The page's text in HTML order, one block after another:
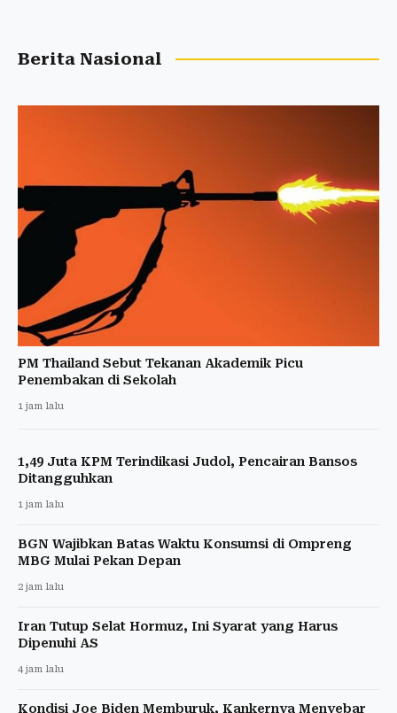
Berita Nasional
PM Thailand Sebut Tekanan Akademik Picu
Penembakan di Sekolah
1 jam lalu
1,49 Juta KPM Terindikasi Judol, Pencairan Bansos
Ditangguhkan
1 jam lalu
BGN Wajibkan Batas Waktu Konsumsi di Ompreng
MBG Mulai Pekan Depan
2 jam lalu
Iran Tutup Selat Hormuz, Ini Syarat yang Harus
Dipenuhi AS
4 jam lalu
Kondisi Joe Biden Memburuk, Kankernya Menyebar